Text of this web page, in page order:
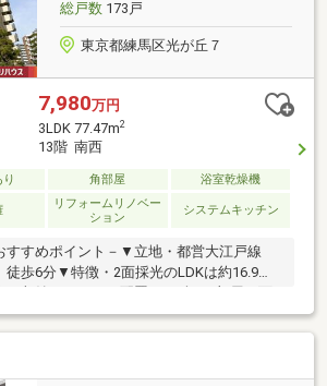
総戸数173戸
東京都練馬区光が丘７
7,980万円
3LDK 77.47m2
13階 南西
角部屋 浴室乾燥機
リフォームリノベー
ション
システムキッチン
すすめポイント－▼立地・都営大江戸線
徒歩6分▼特徴・2面採光のLDKは約16.9
に収納スペースを配置・LD含む2部屋に面
きバルコニー▼設備・食洗機・浴室乾燥機
室内リフォーム内容【交換】キッチン、
、洗面化粧台 等【貼替】フローリング、
ロス【その他】エアコン1基設置 他▼周辺